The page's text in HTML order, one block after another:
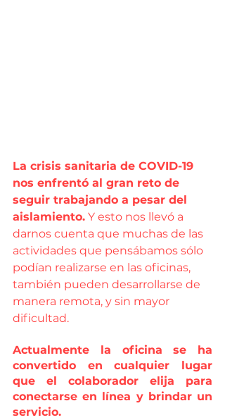
La crisis sanitaria de COVID-19
nos enfrentó al gran reto de
seguir trabajando a pesar del
aislamiento. Y esto nos llevó a
darnos cuenta que muchas de las
actividades que pensábamos sólo
podían realizarse en las oficinas,
también pueden desarrollarse de
manera remota, y sin mayor
dificultad.
Actualmente la oficina se ha
convertido en cualquier lugar
que el colaborador elija para
conectarse en línea y brindar un
servicio.